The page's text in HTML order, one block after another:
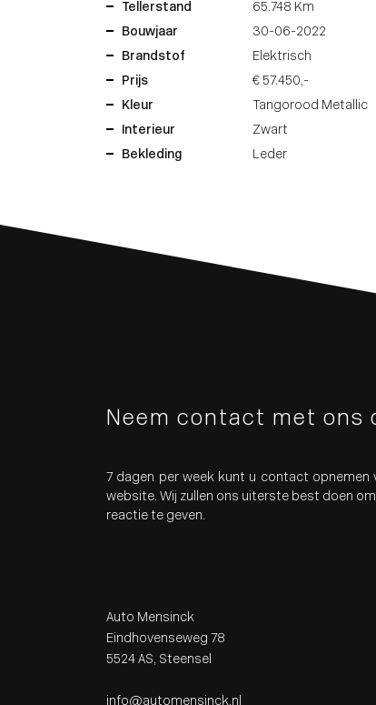
Tellerstand
65.748 Km
Bouwjaar
30-06-2022
Brandstof
Elektrisch
Prijs
€ 57.450,-
Kleur
Tangorood Metallic
Interieur
Zwart
Bekleding
Leder
Neem contact met ons
7 dagen per week kunt u contact opnemen
website. Wij zullen ons uiterste best doen
reactie te geven.
Auto Mensinck
Eindhovenseweg 78
5524 AS, Steensel
info@automensinck.nl